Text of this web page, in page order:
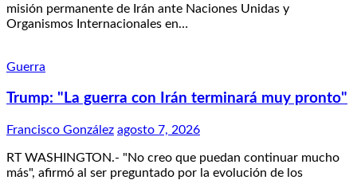
misión permanente de Irán ante Naciones Unidas y
Organismos Internacionales en…
Guerra
Trump: "La guerra con Irán terminará muy pronto"
Francisco González agosto 7, 2026
RT WASHINGTON.- "No creo que puedan continuar mucho
más", afirmó al ser preguntado por la evolución de los